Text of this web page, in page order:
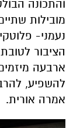
והתכונה
מובילות
נעמני-
ארבעה
להשפיע,
אמרה אורית.